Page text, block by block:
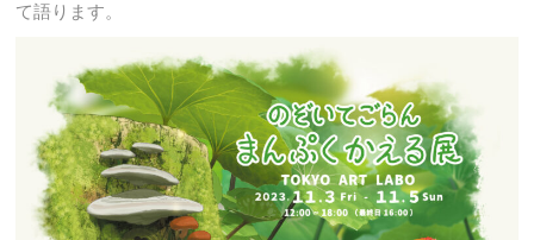
て語ります。